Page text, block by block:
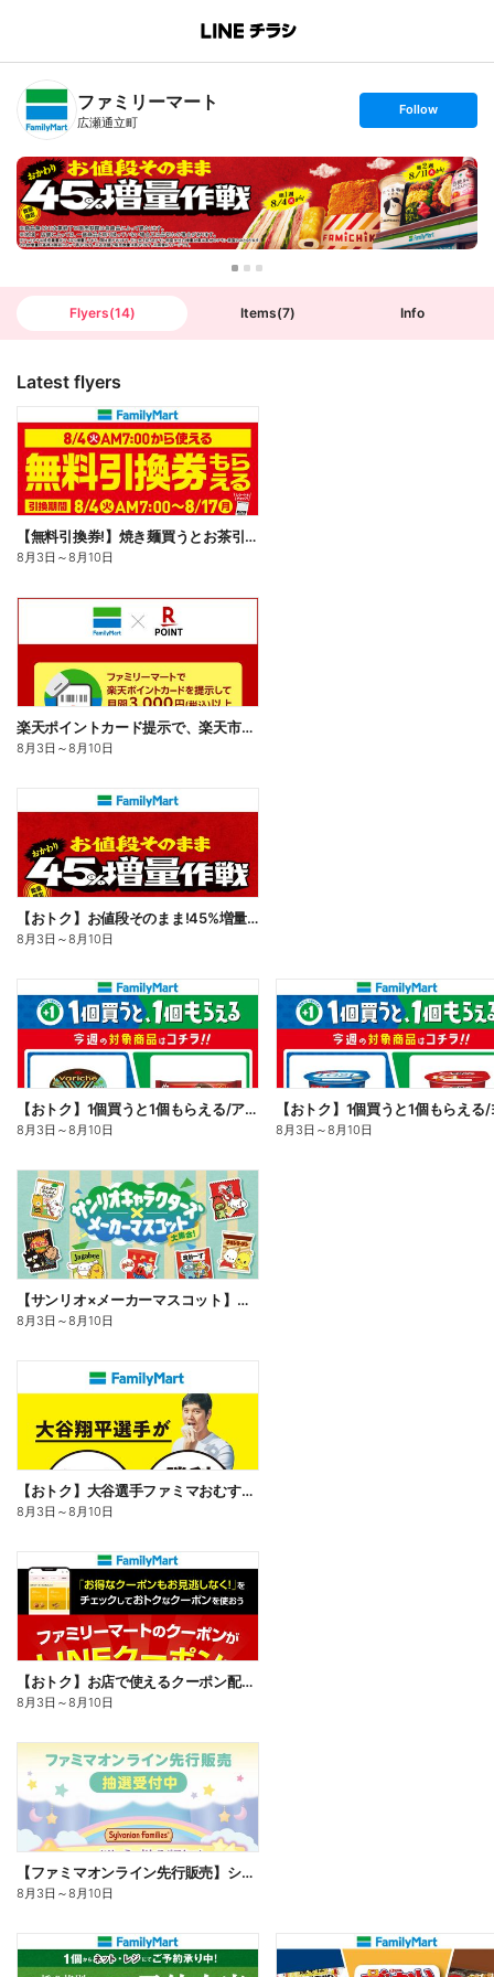
B
n
T
ファミリーマート
広瀬通立町
s
t
o
l
l
o
w
Follow
Flyers(14) Items(7) Info
Latest flyers
【無料引換券!】焼き麺買うとお茶引換券貰える!
8月3日 ～8月10日
楽天ポイントカード提示で、楽天市場でのお買い物がおトクに!
8月3日 ～8月10日
【おトク】お値段そのまま!45%増量作戦!
8月3日 ～8月10日
【おトク】1個買うと1個もらえる/アイス
8月3日 ～8月10日 8月3日 ～8月10日
【サンリオ×メーカーマスコット】オリジナルグッズ貰える!
8月3日 ～8月10日
【おトク】大谷選手ファミマおむすび割
8月3日 ～8月10日
【おトク】お店で使えるクーポン配信中
8月3日 ～8月10日
【ファミマオンライン先行販売】シルバニアファミリー
8月3日 ～8月10日